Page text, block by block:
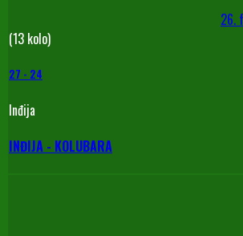
26.
(13 kolo)
27 - 24
Inđija
INĐIJA - KOLUBARA